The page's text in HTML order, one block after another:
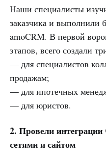
Наши специалисты
заказчика и выполнили
amoCRM. В первой
этапов, всего создали
— для специалистов
продажам;
— для ипотечных
— для юристов.
2. Провели
сетями и сайтом